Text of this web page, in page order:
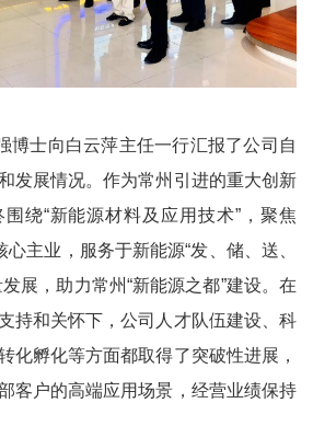
博士向白云萍主任一行汇报了公司自
发展情况。作为常州引进的重大创新
绕“新能源材料及应用技术”，聚焦
心主业，服务于新能源“发、储、送、
展，助力常州“新能源之都”建设。在
持和关怀下，公司人才队伍建设、科
化孵化等方面都取得了突破性进展，
客户的高端应用场景，经营业绩保持